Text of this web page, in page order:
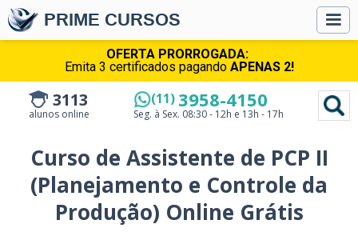
OFERTA PRORROGADA:
Emita 3 certificados pagando APENAS 2!
PRIME CURSOS
3113
alunos online
(11) 3958-4150
Seg. à Sex. 08:30 - 12h e 13h - 17h
Curso de Assistente de PCP II
(Planejamento e Controle da
Produção) Online Grátis